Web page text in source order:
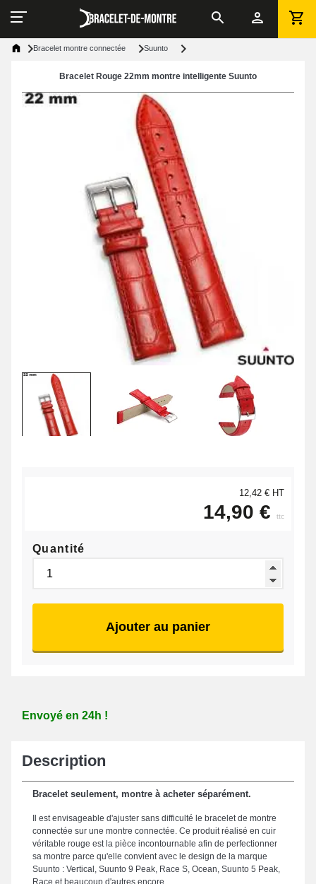
Bracelet montre connectée Suunto
Bracelet Rouge 22mm montre intelligente Suunto
12,42 € HT
14,90 € ttc
Quantité
Ajouter au panier
Envoyé en 24h !
Description
Bracelet seulement, montre à acheter séparément.
Il est envisageable d'ajuster sans difficulté le bracelet de montre
connectée sur une montre connectée. Ce produit réalisé en cuir
véritable rouge est la pièce incontournable afin de perfectionner
sa montre parce qu'elle convient avec le design de la marque
Suunto : Vertical, Suunto 9 Peak, Race S, Ocean, Suunto 5 Peak,
Race et beaucoup d'autres encore.